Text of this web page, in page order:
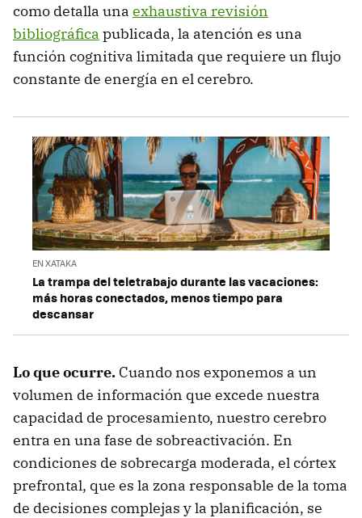
como detalla una exhaustiva revisión
bibliográfica publicada, la atención es una
función cognitiva limitada que requiere un flujo
constante de energía en el cerebro.
EN XATAKA
La trampa del teletrabajo durante las vacaciones:
más horas conectados, menos tiempo para
descansar
Lo que ocurre. Cuando nos exponemos a un
volumen de información que excede nuestra
capacidad de procesamiento, nuestro cerebro
entra en una fase de sobreactivación. En
condiciones de sobrecarga moderada, el córtex
prefrontal, que es la zona responsable de la toma
de decisiones complejas y la planificación, se